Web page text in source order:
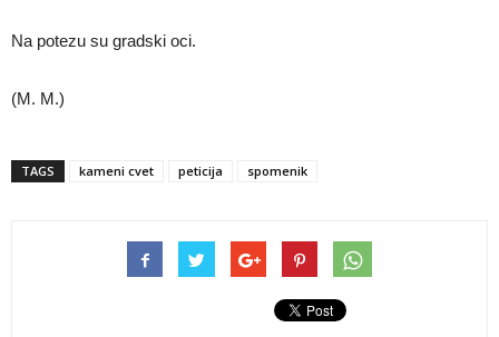
Na potezu su gradski oci.
(M. M.)
TAGS kameni cvet peticija spomenik